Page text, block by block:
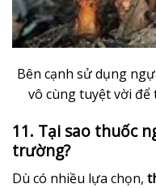
Bên cạnh sử dụng
vô cùng tuyệt vời
11. Tại sao thuốc
trường?
Dù có nhiều lựa chọn,